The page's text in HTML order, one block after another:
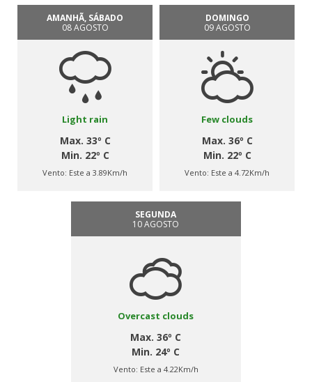
AMANHÃ, SÁBADO
08 AGOSTO
Light rain
Max. 33º C
Min. 22º C
Vento: Este a 3.89Km/h
DOMINGO
09 AGOSTO
Few clouds
Max. 36º C
Min. 22º C
Vento: Este a 4.72Km/h
SEGUNDA
10 AGOSTO
Overcast clouds
Max. 36º C
Min. 24º C
Vento: Este a 4.22Km/h